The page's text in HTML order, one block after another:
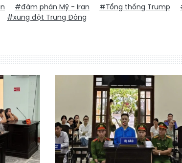
#đàm phán Mỹ - Iran #Tổng thống Trump
#xung đột Trung Đông